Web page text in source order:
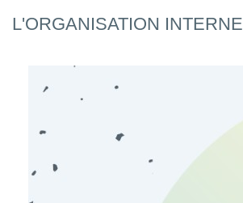
L'ORGANISATION INTERNE